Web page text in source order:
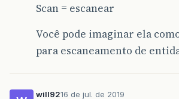
Scan = escanear
Você pode imaginar ela
para escaneamento de
will9216 de jul. de 2019